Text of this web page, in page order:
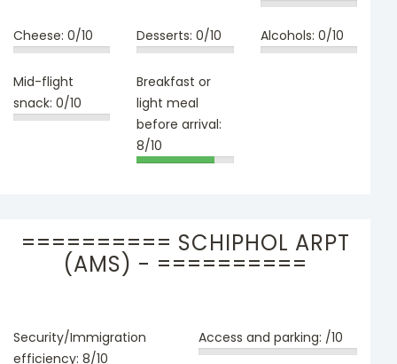
Cheese: 0/10 Desserts:0/10 Alcohols: 0/10
Mid-flight
snack: 0/10
Breakfast or
light meal
before arrival:
8/10
========== SCHIPHOL ARPT
(AMS) - ==========
Security/Immigration
efficiency: 8/10
Access and parking: /10